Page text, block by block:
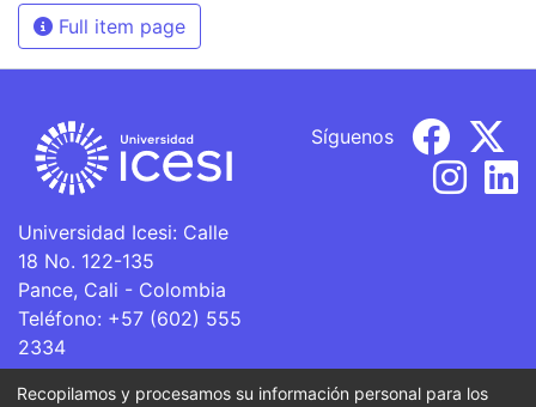
Full item page
Universidad Icesi: Calle
18 No. 122-135
Pance, Cali - Colombia
Teléfono: +57 (602) 555
2334
ventanillaunica@icesi.edu.co
Síguenos
Recopilamos y procesamos su información personal para los